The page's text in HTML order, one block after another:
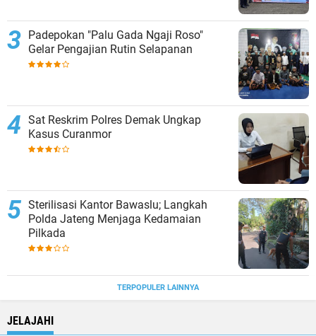
Padepokan "Palu Gada Ngaji Roso"
Gelar Pengajian Rutin Selapanan
Sat Reskrim Polres Demak Ungkap
Kasus Curanmor
Sterilisasi Kantor Bawaslu; Langkah
Polda Jateng Menjaga Kedamaian
Pilkada
TERPOPULER LAINNYA
JELAJAHI